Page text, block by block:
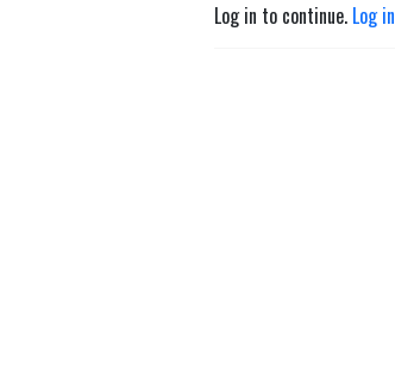
Log in to continue. Log in